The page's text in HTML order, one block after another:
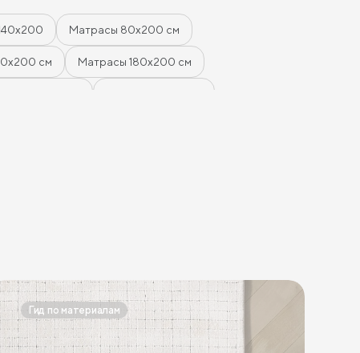
Матрасы 80х200 см
см Матрасы 180х200 см
Пружинные матрасы 80х190 см
см Жесткие матрасы 200 на 200
Гид по материалам